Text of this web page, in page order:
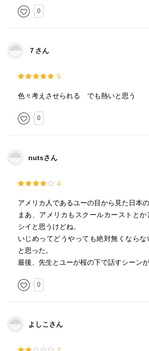
親もしかりです。
いじめられている親子は、真剣に”いじめ
いじめている親子からすれば、ただの”悪
教師も、”いじめ”と認めてしまうと、監
責任問題になるので、認めようとしない。
仮に、いじめられている子が怪我をして
けで出来た傷。
汰”。
結局、子供のストレスのはけ口が、”いじ
そのストレスの原因は”親”からのプレッシ
私の子供の頃にも、”喧嘩”や”意地悪”はあ
意地悪はやられた記憶もあります。
しかし、クラス全体での無視なんてなか
一緒になって、
・・・大抵あとから意地悪した奴がこ
し・・・。
0
７さん
5
色々考えさせられる でも熱いと思う
0
nutsさん
4
アメリカ人であるユーの目から見た日本の
まあ、アメリカもスクールカーストとか
シイと思うけどね。
いじめってどうやっても絶対無くならな
と思った。
最後、先生とユーが桜の下で話すシーンが
0
よしこさん